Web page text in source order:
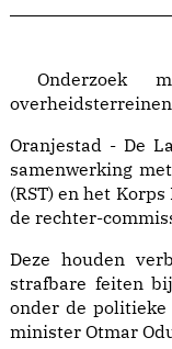
Onderzoek
overheidsterreinen
Oranjestad - De
samenwerking
(RST) en het
de rechter-
Deze houden
strafbare feiten
onder de
minister Otmar